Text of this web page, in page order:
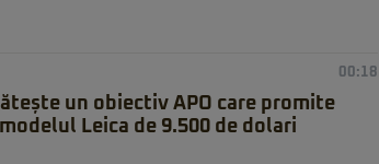
00:18
un obiectiv APO care promite
Leica de 9.500 de dolari